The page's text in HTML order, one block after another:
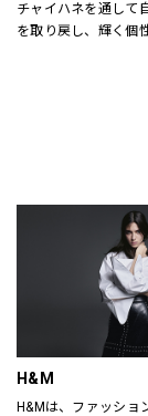
チャイハネを通して
を取り戻し、輝く個
を取り戻す力になり
H&M
H&Mは、ファッショ